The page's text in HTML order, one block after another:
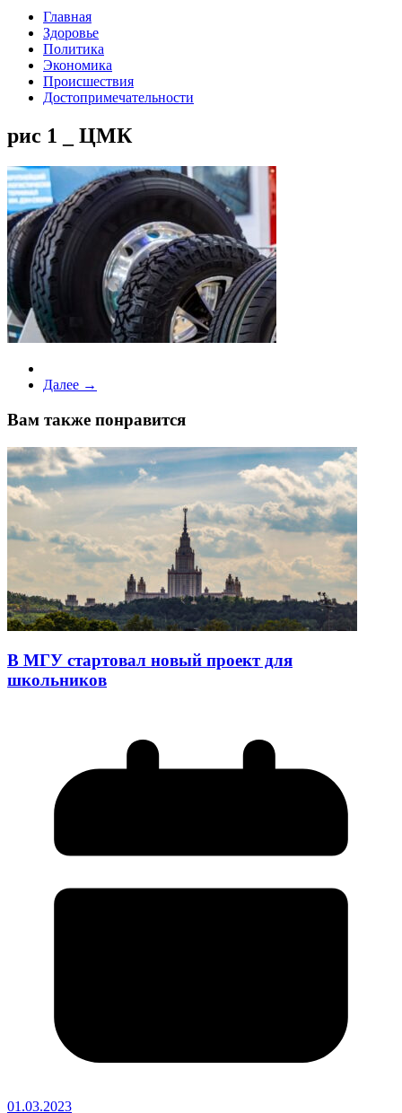
Главная
Здоровье
Политика
Экономика
Происшествия
Достопримечательности
рис 1 _ ЦМК
Далее →
Вам также понравится
В МГУ стартовал новый проект для
школьников
01.03.2023